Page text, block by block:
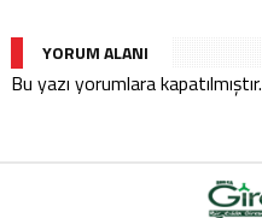
YORUM ALANI
Bu yazı yorumlara kapatılmıştır.